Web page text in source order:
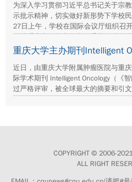
为深入学习贯彻习近平总书记关于宗
示批示精神，切实做好新形势下学校
27日上午，学校在国际会议厅组织召
邀请重庆市民族宗教事务委员会综合
会议由学校党委常委、统战部部长李
近日，由重庆大学附属肿瘤医院与重
际学术期刊 Intelligent Oncology（《
过严格评审，被全球最大的摘要和引
COPYRIGHT © 2006-
ALL RIGHT